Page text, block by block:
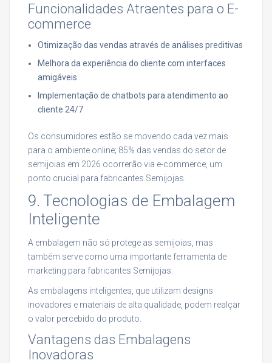
Funcionalidades Atraentes para o E-
commerce
Otimização das vendas através de análises preditivas
Melhora da experiência do cliente com interfaces
amigáveis
Implementação de chatbots para atendimento ao
cliente 24/7
Os consumidores estão se movendo cada vez mais
para o ambiente online; 85% das vendas do setor de
semijoias em 2026 ocorrerão via e-commerce, um
ponto crucial para fabricantes Semijojas.
9. Tecnologias de Embalagem
Inteligente
A embalagem não só protege as semijoias, mas
também serve como uma importante ferramenta de
marketing para fabricantes Semijojas.
As embalagens inteligentes, que utilizam designs
inovadores e materiais de alta qualidade, podem realçar
o valor percebido do produto.
Vantagens das Embalagens
Inovadoras